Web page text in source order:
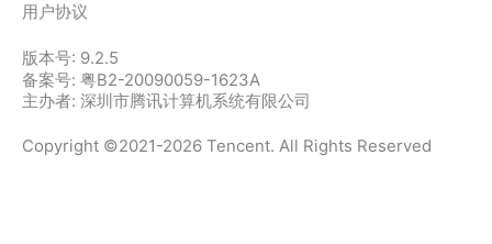
用户协议
版本号: 9.2.5
备案号: 粤B2-20090059-1623A
主办者: 深圳市腾讯计算机系统有限公司
Copyright ©2021-2026 Tencent. All Rights Reserved